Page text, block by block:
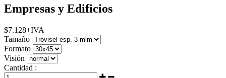
Empresas y Edificios
$7.128+IVA
Tamaño
Formato
Visión
Cantidad :